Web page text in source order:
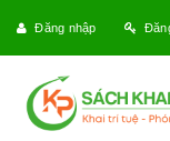
Đăng nhập